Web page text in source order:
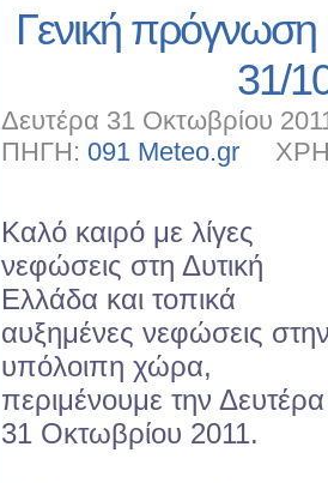
Γενική πρόγνωση
31/
Δευτέρα 31 Οκτωβρίου
ΠΗΓΗ: 091 Meteo.gr
Καλό καιρό με λίγες
νεφώσεις στη Δυτική
Ελλάδα και τοπικά
αυξημένες νεφώσεις
υπόλοιπη χώρα,
περιμένουμε την Δευτέρα
31 Οκτωβρίου 2011.